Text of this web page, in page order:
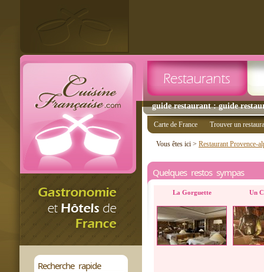
guide restaurant : guide
Recherche rapide
Carte de France Trouver un
Vous êtes ici > Restaurant Provence-
Quelques restos sympas
La Gorguette Un